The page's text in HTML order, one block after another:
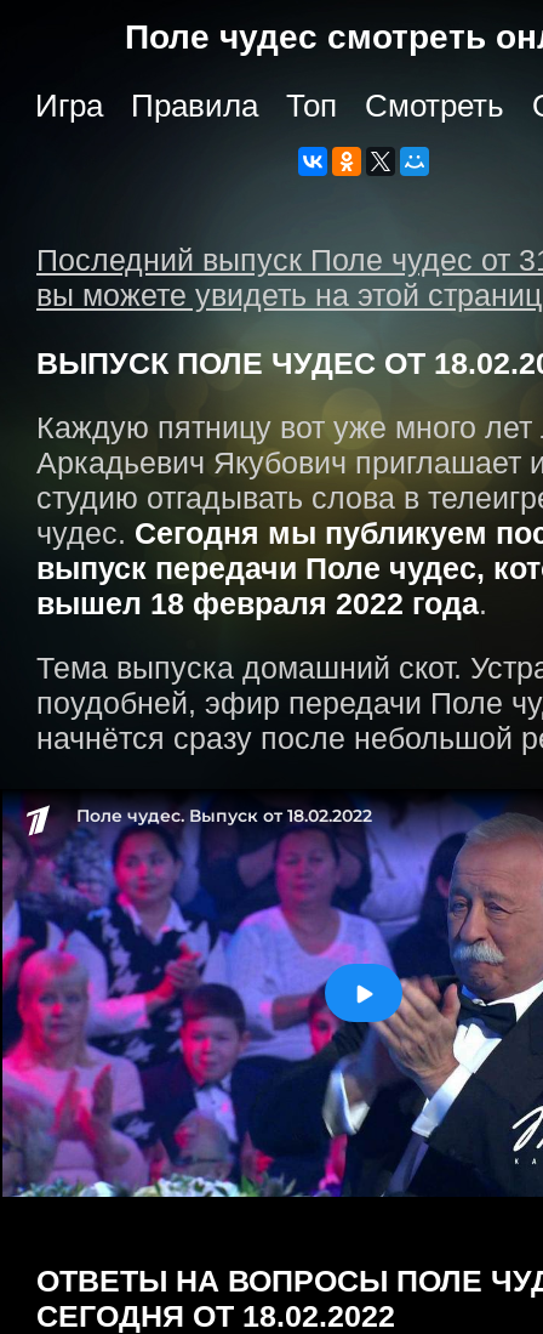
Поле чудес cмотреть
Игра Правила Топ Смотреть
Последний выпуск Поле чудес от
вы можете увидеть на этой
ВЫПУСК ПОЛЕ ЧУДЕС ОТ
Каждую пятницу вот уже много
Аркадьевич Якубович приглашает
студию отгадывать слова в
чудес. Сегодня мы публикуем
выпуск передачи Поле чудес,
вышел 18 февраля 2022 года.
Тема выпуска домашний скот.
поудобней, эфир передачи Поле
начнётся сразу после небольшой
ОТВЕТЫ НА ВОПРОСЫ ПОЛЕ
СЕГОДНЯ ОТ 18.02.2022